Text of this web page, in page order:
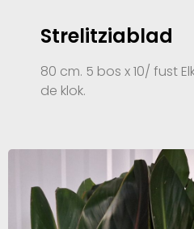
Strelitziablad
80 cm. 5 bos x 10/ fust
de klok.